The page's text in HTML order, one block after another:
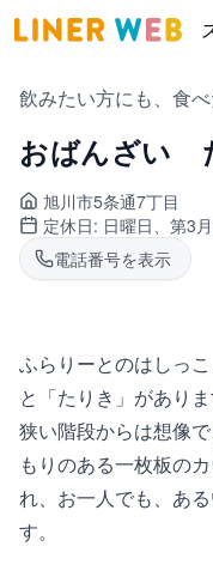
飲みたい方にも、食べ
おばんざい
旭川市5条通7丁目
定休日: 日曜日、第3
電話番号を表示
ふらりーとのはしっ
と「たりき」がありま
狭い階段からは想像
もりのある一枚板の
れ、お一人でも、あ
す。